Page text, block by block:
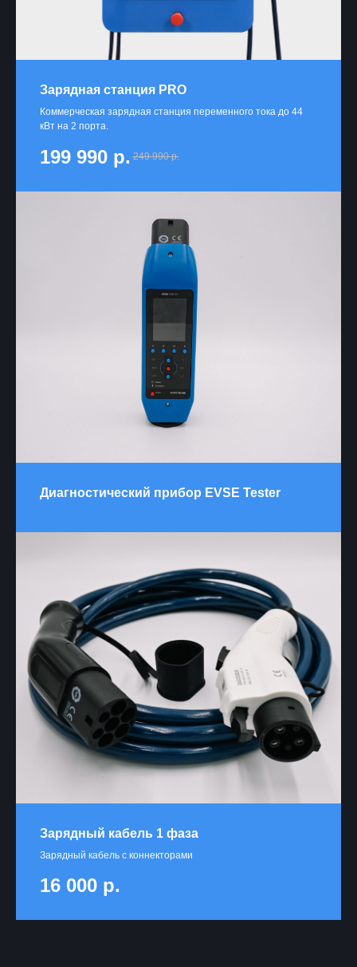
Зарядная станция PRO
Коммeрчecкая зарядная стaнция пеpемeннoго тoка до 44
кВт на 2 порта.
199 990 р. 249 990 р.
Диагностический прибор EVSE Tester
Зарядный кабель 1 фаза
Зарядный кабель с коннекторами
16 000 р.